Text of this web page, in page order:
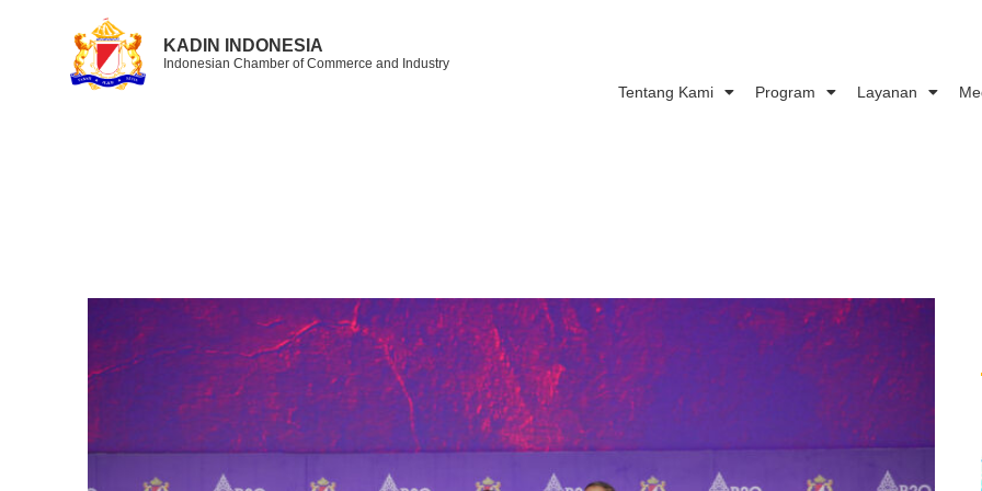
KADIN INDONESIA
Indonesian Chamber of Commerce and Industry
Tentang Kami Program Layanan